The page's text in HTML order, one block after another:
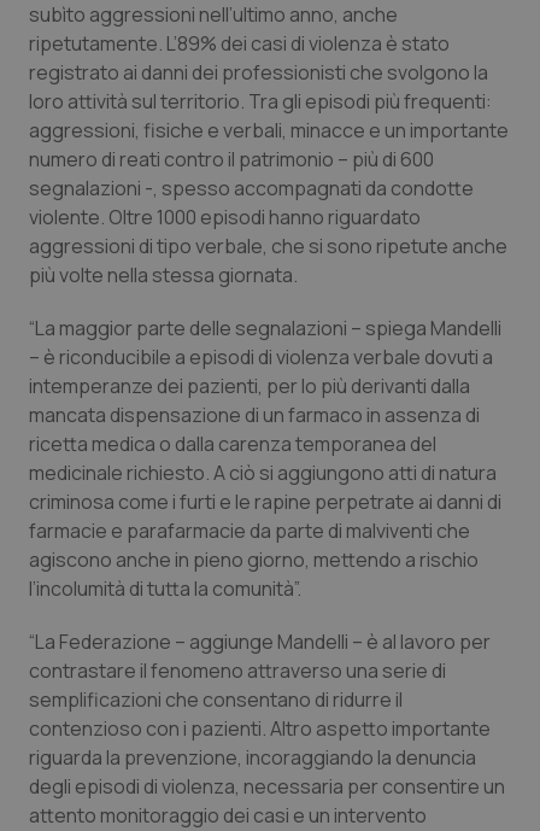
Lazio
Liguria
Lombardia
Marche
Molise
Piemonte
Provincia Autonoma di Bolzano
Provincia Autonoma di Trento
Puglia
Sardegna
Sicilia
Toscana
Umbria
Diabete & glucometri
Disturbi dell’umore
Dolore
Donna & Salute
Epatiti
HIV
Infezioni & Febbre
Ipertensione & Scompenso
Malattie rare
Malattia di Crohn & Rettocolite Ulcerosa
Neuroscienze & patologie neurodegenerative
Obesità
Oftalmologia
subìto aggressioni nell’ultimo anno, anche
ripetutamente. L’89% dei casi di violenza è stato
registrato ai danni dei professionisti che svolgono la
loro attività sul territorio. Tra gli episodi più frequenti:
aggressioni, fisiche e verbali, minacce e un importante
numero di reati contro il patrimonio – più di 600
segnalazioni -, spesso accompagnati da condotte
violente. Oltre 1000 episodi hanno riguardato
aggressioni di tipo verbale, che si sono ripetute anche
più volte nella stessa giornata.
“La maggior parte delle segnalazioni – spiega Mandelli
– è riconducibile a episodi di violenza verbale dovuti a
intemperanze dei pazienti, per lo più derivanti dalla
mancata dispensazione di un farmaco in assenza di
ricetta medica o dalla carenza temporanea del
medicinale richiesto. A ciò si aggiungono atti di natura
criminosa come i furti e le rapine perpetrate ai danni di
farmacie e parafarmacie da parte di malviventi che
agiscono anche in pieno giorno, mettendo a rischio
l’incolumità di tutta la comunità”.
“La Federazione – aggiunge Mandelli – è al lavoro per
contrastare il fenomeno attraverso una serie di
semplificazioni che consentano di ridurre il
contenzioso con i pazienti. Altro aspetto importante
riguarda la prevenzione, incoraggiando la denuncia
degli episodi di violenza, necessaria per consentire un
attento monitoraggio dei casi e un intervento